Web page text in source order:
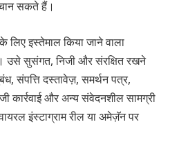
सकते हैं।
लिए इस्तेमाल किया जाने वाला
उसे सुसंगत, निजी और संरक्षित रखने
संपत्ति दस्तावेज़, समर्थन पत्र,
कार्रवाई और अन्य संवेदनशील सामग्री
इंस्टाग्राम रील या अमेज़ॅन पर